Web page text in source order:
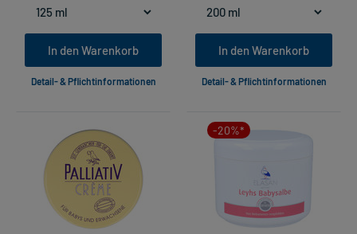
In den Warenkorb
Detail- & Pflichtinformationen
In den Warenkorb
Detail- & Pflichtinformationen
-20%*